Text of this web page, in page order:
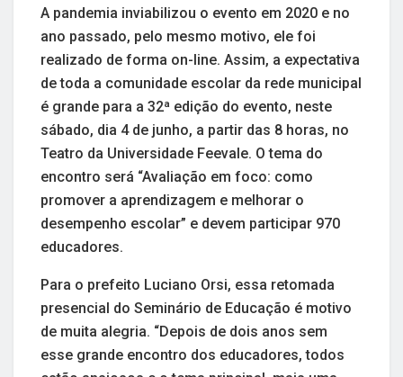
A pandemia inviabilizou o evento em 2020 e no
ano passado, pelo mesmo motivo, ele foi
realizado de forma on-line. Assim, a expectativa
de toda a comunidade escolar da rede municipal
é grande para a 32ª edição do evento, neste
sábado, dia 4 de junho, a partir das 8 horas, no
Teatro da Universidade Feevale. O tema do
encontro será “Avaliação em foco: como
promover a aprendizagem e melhorar o
desempenho escolar” e devem participar 970
educadores.
Para o prefeito Luciano Orsi, essa retomada
presencial do Seminário de Educação é motivo
de muita alegria. “Depois de dois anos sem
esse grande encontro dos educadores, todos